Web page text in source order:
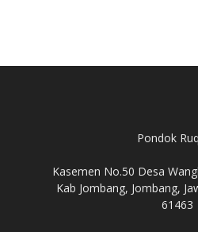
Pondok
Kasemen No.50 Desa
Kab Jombang, Jombang,
61463